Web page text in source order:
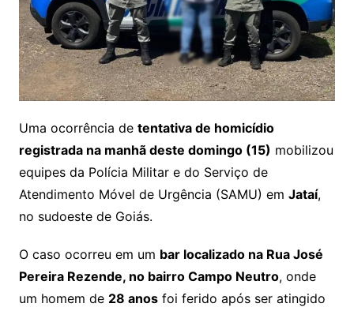
Uma ocorrência de tentativa de homicídio
registrada na manhã deste domingo (15) mobilizou
equipes da Polícia Militar e do Serviço de
Atendimento Móvel de Urgência (SAMU) em Jataí,
no sudoeste de Goiás.
O caso ocorreu em um bar localizado na Rua José
Pereira Rezende, no bairro Campo Neutro, onde
um homem de 28 anosfoi ferido após ser atingido